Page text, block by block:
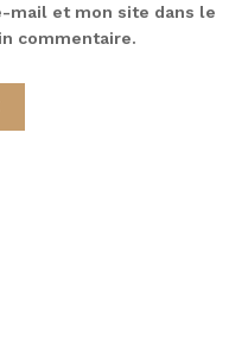
mail et mon site dans le
commentaire.